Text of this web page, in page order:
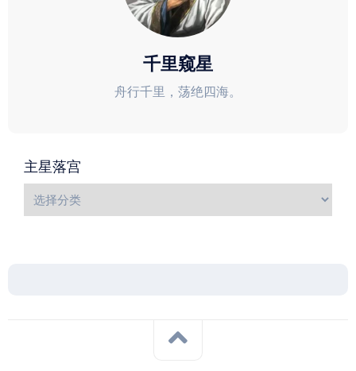
千里窥星
舟行千里，荡绝四海。
主星落宫